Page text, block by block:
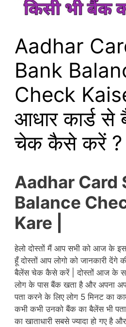
Aadhar
Bank
Check
आधार कार्ड
चेक कैसे करें ?
Aadhar Card
Balance
Kare |
हेलो दोस्तों मैं आप सभी को आज के
हूँ दोस्तों आप लोगो को जानकारी देंगे
बैलेंस चेक कैसे करें | दोस्तों आज के
लोग के पास बैंक खता है और अपना
पता करने के लिए लोग 5 मिनट का
कभी कभी उनको बैंक का बैलेंस भी पता
का खाताधारी सबसे ज्यादा हो गए है